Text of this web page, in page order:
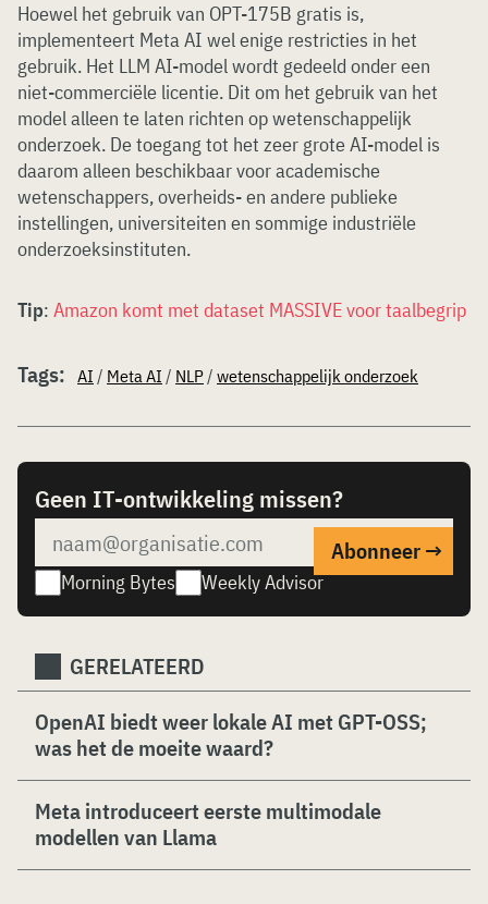
Hoewel het gebruik van OPT-175B gratis is,
implementeert Meta AI wel enige restricties in het
gebruik. Het LLM AI-model wordt gedeeld onder een
niet-commerciële licentie. Dit om het gebruik van het
model alleen te laten richten op wetenschappelijk
onderzoek. De toegang tot het zeer grote AI-model is
daarom alleen beschikbaar voor academische
wetenschappers, overheids- en andere publieke
instellingen, universiteiten en sommige industriële
onderzoeksinstituten.
Tip: Amazon komt met dataset MASSIVE voor taalbegrip
Tags: AI / Meta AI / NLP/ wetenschappelijk onderzoek
Geen IT-ontwikkeling missen?
Morning Bytes Weekly Advisor
GERELATEERD
OpenAI biedt weer lokale AI met GPT-OSS;
was het de moeite waard?
Meta introduceert eerste multimodale
modellen van Llama